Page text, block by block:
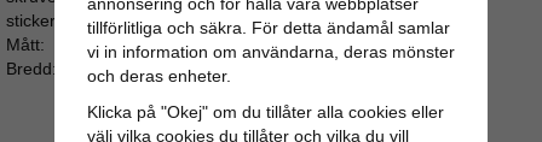
sticker för långt ut i bakkant av luckan eller lådan.
Mått:
Bredd: 3cm / Djup: 4cm / Skruvlängd: ca 3cm (M4)
annonsering och för hålla våra webbplatser
tillförlitliga och säkra. För detta ändamål samlar
vi in information om användarna, deras mönster
och deras enheter.
Klicka på "Okej" om du tillåter alla cookies eller
välj vilka cookies du tillåter och vilka du vill